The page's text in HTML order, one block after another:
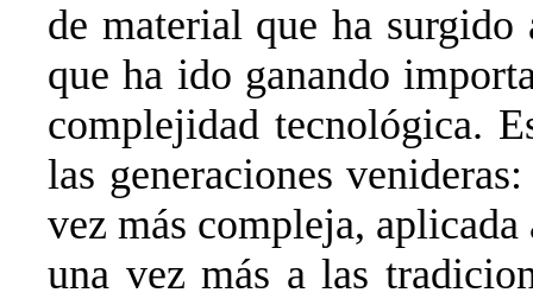
de material que ha
que ha ido ganando
complejidad tecnológica.
las generaciones
vez más compleja,
una vez más a las